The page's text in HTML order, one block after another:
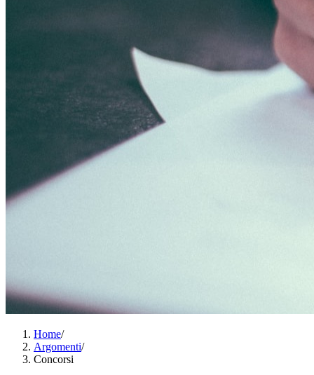
Home/
Argomenti/
Concorsi